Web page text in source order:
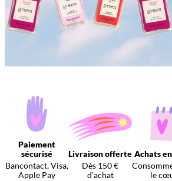
Paiement
sécurisé
Bancontact, Visa,
Apple Pay
Livraison offerte
Dès 150 €
d’achat
Achats
le